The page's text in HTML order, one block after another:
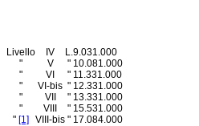
Livello IV L.9.031.000
"
V " 10.081.000
"
VI " 11.331.000
"
VI-bis " 12.331.000
"
VII " 13.331.000
"
VIII " 15.531.000
" [1] VIII-bis " 17.084.000